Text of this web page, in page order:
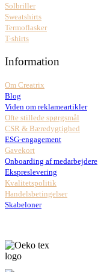
Solbriller
Sweatshirts
Termoflasker
T-shirts
Information
Om Creatrix
Blog
Viden om reklameartikler
Ofte stillede spørgsmål
CSR & Bæredygtighed
ESG-engagement
Gavekort
Onboarding af medarbejdere
Ekspreslevering
Kvalitetspolitik
Handelsbetingelser
Skabeloner